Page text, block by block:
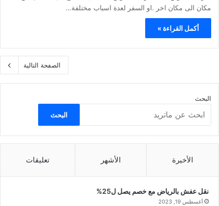
مكان الى مكان اخر .او السفر لعدة اسباب مختلفة…
أكمل القراءة »
الصفحة التالية
البحث
البحث
الأخيرة الأشهر تعليقات
نقل عفش بالرياض مع خصم يصل ل25%
أغسطس 19, 2023